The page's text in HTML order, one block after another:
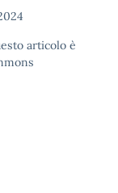
articolo è